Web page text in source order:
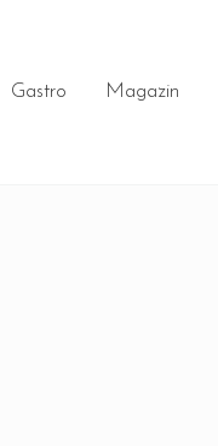
Gastro Magazin